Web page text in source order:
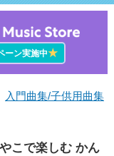
ーン実施中★
入門曲集/子供用曲集
こで楽しむ かん